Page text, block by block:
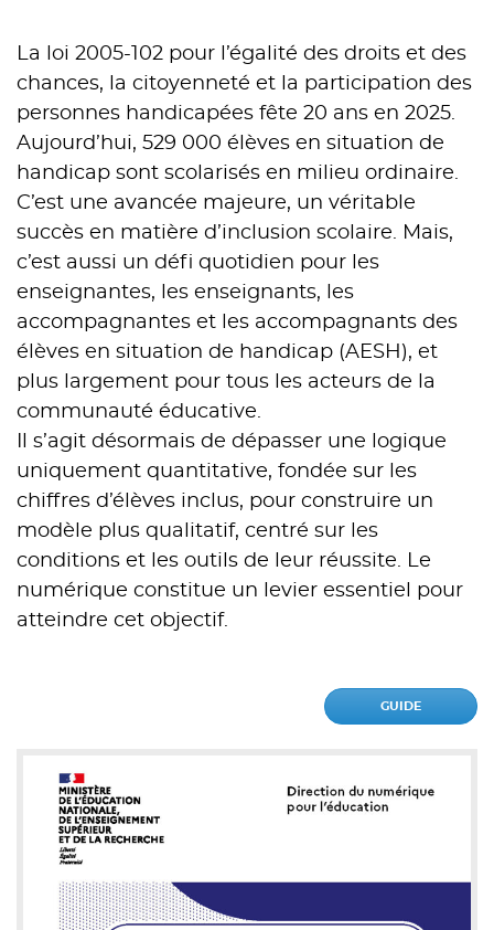
La loi 2005-102 pour l’égalité des droits et des
chances, la citoyenneté et la participation des
personnes handicapées fête 20 ans en 2025.
Aujourd’hui, 529 000 élèves en situation de
handicap sont scolarisés en milieu ordinaire.
C’est une avancée majeure, un véritable
succès en matière d’inclusion scolaire. Mais,
c’est aussi un défi quotidien pour les
enseignantes, les enseignants, les
accompagnantes et les accompagnants des
élèves en situation de handicap (AESH), et
plus largement pour tous les acteurs de la
communauté éducative.
Il s’agit désormais de dépasser une logique
uniquement quantitative, fondée sur les
chiffres d’élèves inclus, pour construire un
modèle plus qualitatif, centré sur les
conditions et les outils de leur réussite. Le
numérique constitue un levier essentiel pour
atteindre cet objectif.
GUIDE